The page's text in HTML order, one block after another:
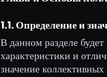
1.1. Определение и
В данном разделе
характеристики и
значение